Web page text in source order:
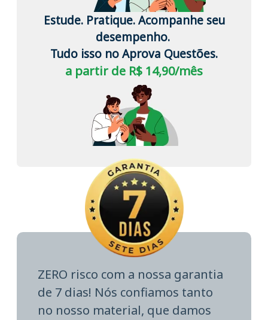
Estude. Pratique. Acompanhe seu
desempenho.
Tudo isso no Aprova Questões.
a partir de R$ 14,90/mês
ZERO risco com a nossa garantia
de 7 dias! Nós confiamos tanto
no nosso material, que damos